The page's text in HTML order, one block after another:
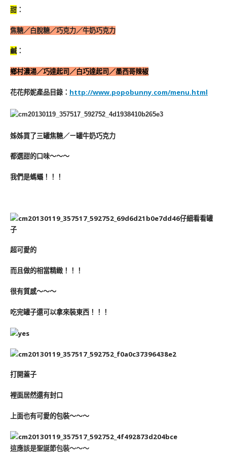
甜 ：
焦糖／白脫糖／巧克力／牛奶巧克力
鹹：
鄉村濃湯／巧達起司／白巧達起司／墨西哥辣椒
花花邦妮產品目錄： http://www.popobunny.com/menu.html
姊姊買了三罐焦糖／ㄧ罐牛奶巧克力
都選甜的口味～～～
我們是螞蟻！！！
仔細看看罐
子
超可愛的
而且做的相當精緻！！！
很有質感～～～
吃完罐子還可以拿來裝東西！！！
打開蓋子
裡面居然還有封口
上面也有可愛的包裝～～～
這應該是聖誕節包裝～～～